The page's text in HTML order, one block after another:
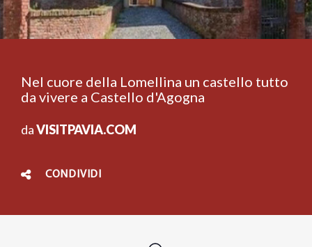
Nel cuore della Lomellina un castello tutto
da vivere a Castello d'Agogna
daVISITPAVIA.COM
CONDIVIDI